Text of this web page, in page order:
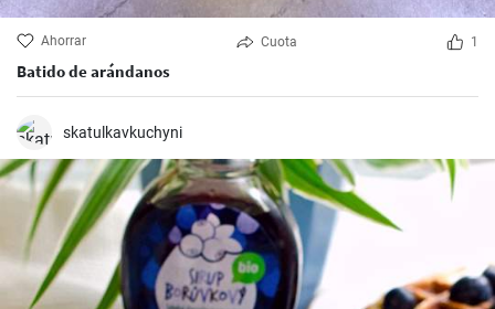
Ahorrar Cuota 1
Batido de arándanos
skatulkavkuchyni